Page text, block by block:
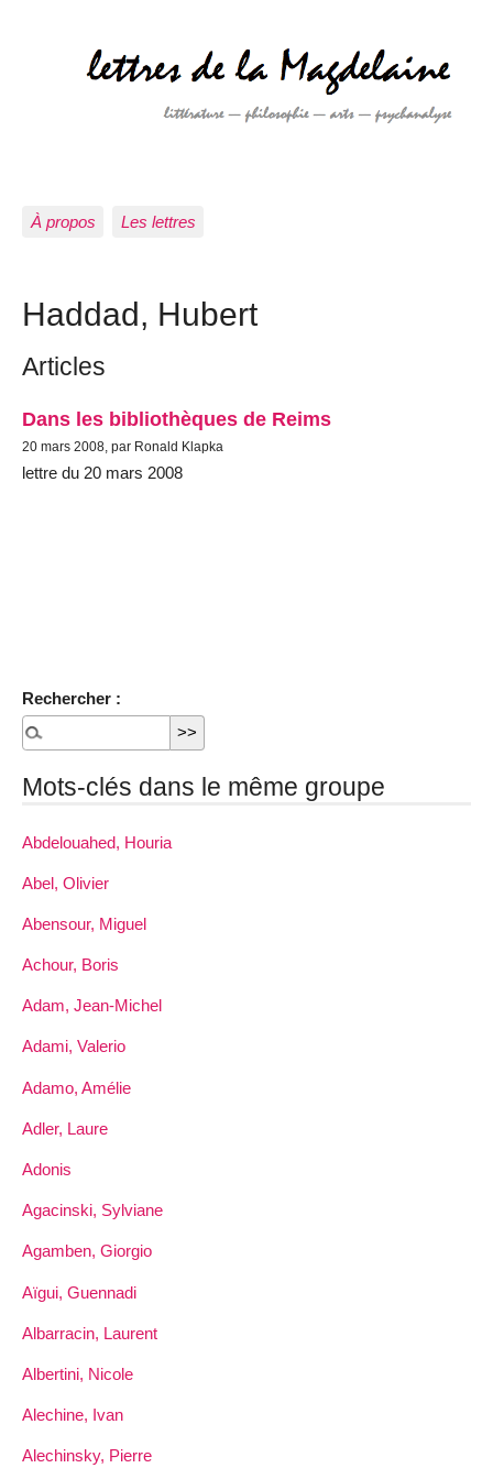
À propos Les lettres
Haddad, Hubert
Articles
Dans les bibliothèques de Reims
20 mars 2008, par Ronald Klapka
lettre du 20 mars 2008
Rechercher :
Mots-clés dans le même groupe
Abdelouahed, Houria
Abel, Olivier
Abensour, Miguel
Achour, Boris
Adam, Jean-Michel
Adami, Valerio
Adamo, Amélie
Adler, Laure
Adonis
Agacinski, Sylviane
Agamben, Giorgio
Aïgui, Guennadi
Albarracin, Laurent
Albertini, Nicole
Alechine, Ivan
Alechinsky, Pierre